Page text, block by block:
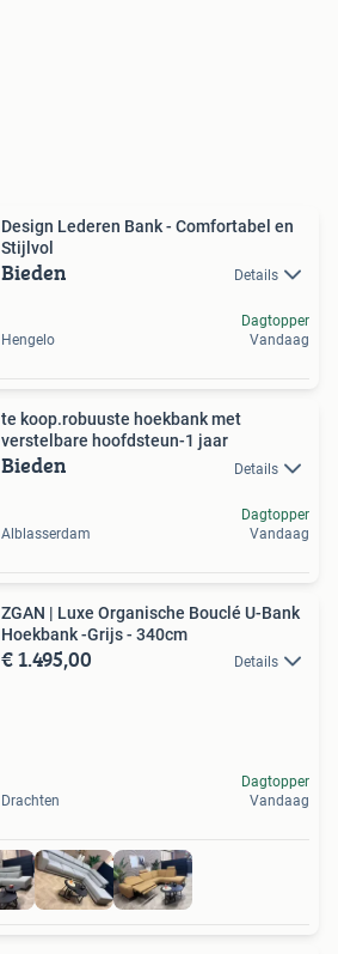
Design Lederen Bank - Comfortabel en
Stijlvol
Bieden Details
Hengelo
Dagtopper
Vandaag
te koop.robuuste hoekbank met
verstelbare hoofdsteun-1 jaar
Bieden Details
Alblasserdam
Dagtopper
Vandaag
ZGAN | Luxe Organische Bouclé U-Bank
Hoekbank -Grijs - 340cm
€ 1.495,00 Details
Drachten
Dagtopper
Vandaag